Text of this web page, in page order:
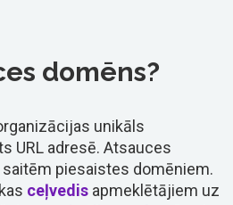
domēns?
unikāls
URL adresē. Atsauces
piesaistes domēniem.
ceļvedis apmeklētājiem uz